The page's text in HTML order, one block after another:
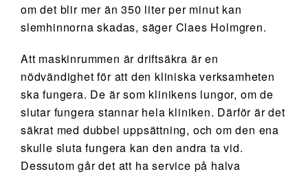
om det blir mer än 350 liter per minut kan
slemhinnorna skadas, säger Claes Holmgren.
Att maskinrummen är driftsäkra är en
nödvändighet för att den kliniska verksamheten
ska fungera. De är som klinikens lungor, om de
slutar fungera stannar hela kliniken. Därför är det
säkrat med dubbel uppsättning, och om den ena
skulle sluta fungera kan den andra ta vid.
Dessutom går det att ha service på halva